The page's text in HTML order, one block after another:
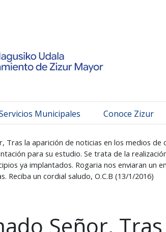
Municipales Conoce Zizur
Tras la aparición de noticias en los medios
para su estudio. Se trata de la
ya implantados. Rogaria nos enviaran un
Reciba un cordial saludo, O.C.B (13/1/2016)
Señor,